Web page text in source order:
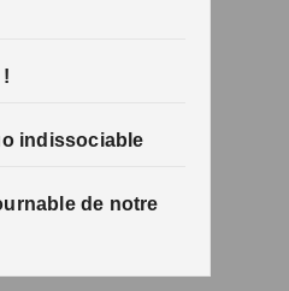
indissociable
de notre